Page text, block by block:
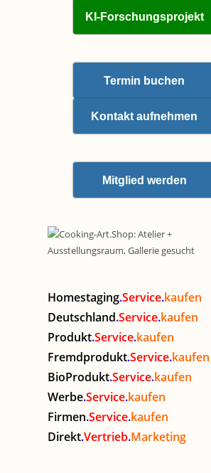
KI-Forschungsprojekt
Termin buchen
Kontakt aufnehmen
Mitglied werden
Homestaging.Service.kaufen
Deutschland.Service.kaufen
Produkt.Service.kaufen
Fremdprodukt.Service.kaufen
BioProdukt.Service.kaufen
Werbe.Service.kaufen
Firmen.Service.kaufen
Direkt.Vertrieb.Marketing